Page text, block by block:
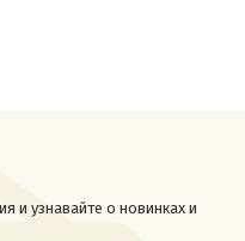
и узнавайте о новинках и